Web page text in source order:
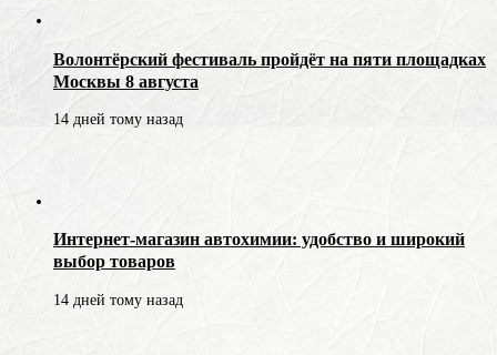
Волонтёрский фестиваль пройдёт на пяти площадках
Москвы 8 августа
14 дней тому назад
Интернет-магазин автохимии: удобство и широкий
выбор товаров
14 дней тому назад